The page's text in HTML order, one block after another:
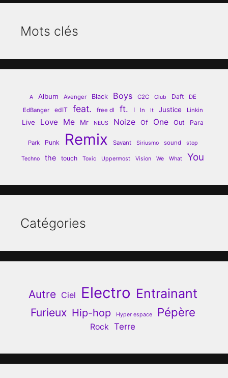
Mots clés
A Album Avenger Black Boys C2C Club Daft
DE
EdBanger
edIT feat. free dl ft. I In It Justice Linkin
Live Love Me Mr NEUS Noize Of One Out Para
Park Punk Remix Savant Siriusmo sound stop
Techno the touch Toxic Uppermost Vision We What You
Catégories
Autre Ciel Electro Entrainant
Furieux Hip-hop Hyper espace Pépère
Rock Terre